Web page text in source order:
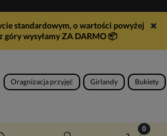
standardowym, o wartości powyżej
góry wysyłamy ZA DARMO📦
Oragnizacja przyjęć Girlandy Bukiety